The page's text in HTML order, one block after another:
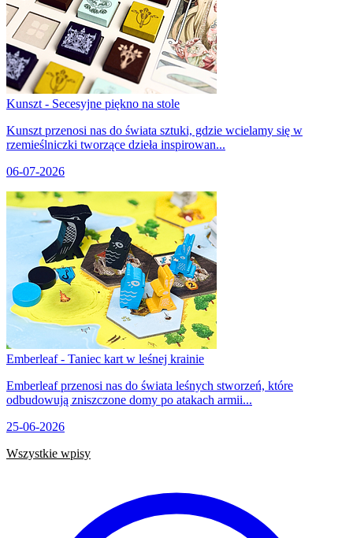
Kunszt - Secesyjne piękno na stole
Kunszt przenosi nas do świata sztuki, gdzie wcielamy się w
rzemieślniczki tworzące dzieła inspirowan...
06-07-2026
Emberleaf - Taniec kart w leśnej krainie
Emberleaf przenosi nas do świata leśnych stworzeń, które
odbudowują zniszczone domy po atakach armii...
25-06-2026
Wszystkie wpisy